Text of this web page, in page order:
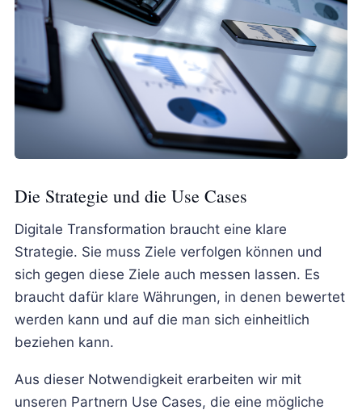
Die Strategie und die Use Cases
Digitale Transformation braucht eine klare
Strategie. Sie muss Ziele verfolgen können und
sich gegen diese Ziele auch messen lassen. Es
braucht dafür klare Währungen, in denen bewertet
werden kann und auf die man sich einheitlich
beziehen kann.
Aus dieser Notwendigkeit erarbeiten wir mit
unseren Partnern Use Cases, die eine mögliche